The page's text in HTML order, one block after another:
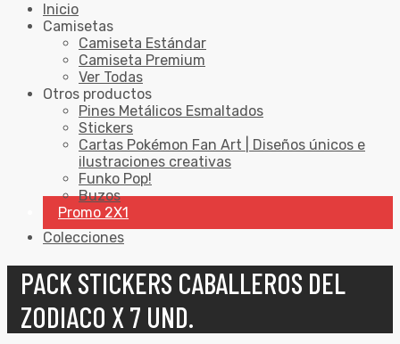
Inicio
Camisetas
Camiseta Estándar
Camiseta Premium
Ver Todas
Otros productos
Pines Metálicos Esmaltados
Stickers
Cartas Pokémon Fan Art | Diseños únicos e
ilustraciones creativas
Funko Pop!
Buzos
Promo 2X1
Colecciones
PACK STICKERS CABALLEROS DEL
ZODIACO X 7 UND.